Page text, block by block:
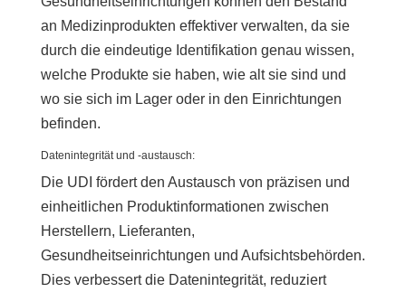
an Medizinprodukten effektiver verwalten, da sie
durch die eindeutige Identifikation genau wissen,
welche Produkte sie haben, wie alt sie sind und
wo sie sich im Lager oder in den Einrichtungen
befinden.
Datenintegrität und -austausch:
Die UDI fördert den Austausch von präzisen und
einheitlichen Produktinformationen zwischen
Herstellern, Lieferanten,
Gesundheitseinrichtungen und Aufsichtsbehörden.
Dies verbessert die Datenintegrität, reduziert